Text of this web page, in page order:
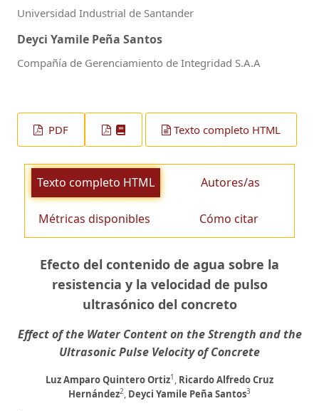
Universidad Indus­trial de Santander
Deyci Yamile Peña Santos
Compañía de Gerenciamiento de Integridad S.A.A
PDF Texto completo HTML
Texto completo HTML Autores/as
Métricas disponibles Cómo citar
Efecto del contenido de agua sobre la
resistencia y la velocidad de pulso
ultrasónico del concreto
Effect of the Water Content on the Strength and the
Ultrasonic Pulse Velocity of Concrete
Luz Amparo Quintero Ortiz1
Ricardo Alfredo Cruz
Hernández2 Deyci Yamile Peña Santos3